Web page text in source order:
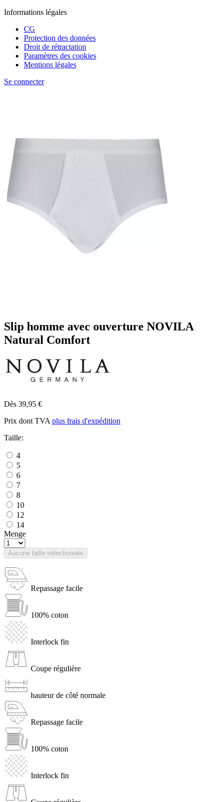
Informations légales
CG
Protection des données
Droit de rétractation
Paramètres des cookies
Mentions légales
Se connecter
Slip homme avec ouverture NOVILA
Natural Comfort
Dès 39,95 €
Prix dont TVA plus frais d'expédition
Taille:
4
5
6
7
8
10
12
14
Menge
Aucune taille sélectionnée
Repassage facile
100% coton
Interlock fin
Coupe régulière
hauteur de côté normale
Repassage facile
100% coton
Interlock fin